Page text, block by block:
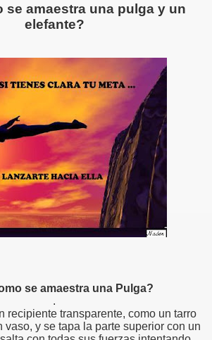
se amaestra una pulga y un
elefante?
se amaestra una Pulga?
.
recipiente transparente, como un tarro
vaso, y se tapa la parte superior con un